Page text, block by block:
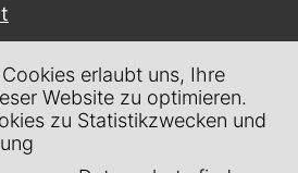
erlaubt uns, Ihre
Website zu optimieren.
zu Statistikzwecken und